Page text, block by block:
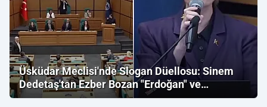
Üsküdar Meclisi'nde Slogan Düellosu: Sinem
Dedetaş'tan Ezber Bozan "Erdoğan" ve
"İmamoğlu" Çıkışı!